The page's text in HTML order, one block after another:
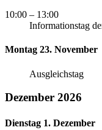
10:00 – 13:00
Informationstag
Montag 23. November
Ausgleichstag
Dezember 2026
Dienstag 1. Dezember